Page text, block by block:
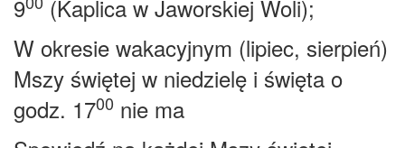
9
(Kaplica w Jaworskiej Woli);
W okresie wakacyjnym (lipiec, sierpień)
Mszy świętej w niedzielę i święta o
godz. 1700 nie ma